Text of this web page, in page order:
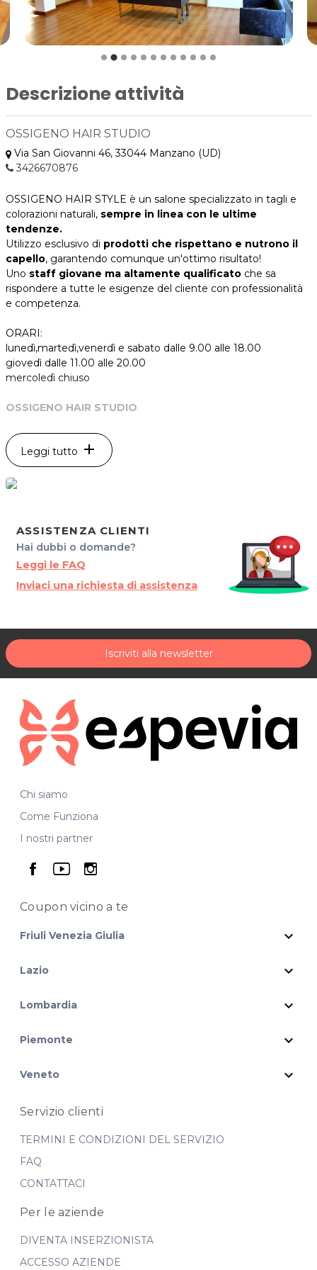
Descrizione attività
OSSIGENO HAIR STUDIO
Via San Giovanni 46, 33044 Manzano (UD)
3426670876
OSSIGENO HAIR STYLE è un salone specializzato in tagli e
colorazioni naturali, sempre in linea con le ultime
tendenze.
Utilizzo esclusivo di prodotti che rispettano e nutrono il
capello, garantendo comunque un'ottimo risultato!
Uno staff giovane ma altamente qualificato che sa
rispondere a tutte le esigenze del cliente con professionalità
e competenza.
ORARI:
lunedì,martedì,venerdì e sabato dalle 9.00 alle 18.00
giovedì dalle 11.00 alle 20.00
mercoledì chiuso
OSSIGENO HAIR STUDIO
33044 Manzano(UD)
P.IVA 02700940303
Tel. 3426670876
Leggi tutto add
ASSISTENZA CLIENTI
Hai dubbi o domande?
Leggi le FAQ
Inviaci una richiesta di assistenza
Iscriviti alla newsletter
Chi siamo
Come Funziona
I nostri partner
seguici su facebook
seguici su youtube
seguici su instagram
Coupon vicinoa te
Friuli Venezia Giulia expand_more
Lazio expand_more
Lombardia expand_more
Piemonte expand_more
Veneto expand_more
Servizio clienti
TERMINI E CONDIZIONI DEL SERVIZIO
FAQ
CONTATTACI
Per le aziende
DIVENTA INSERZIONISTA
ACCESSO AZIENDE